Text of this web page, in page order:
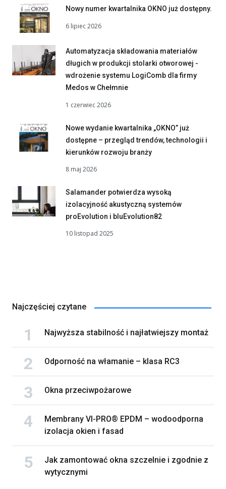
Nowy numer kwartalnika OKNO już dostępny.
6 lipiec 2026
Automatyzacja składowania materiałów
długich w produkcji stolarki otworowej -
wdrożenie systemu LogiComb dla firmy
Medos w Chełmnie
1 czerwiec 2026
Nowe wydanie kwartalnika „OKNO” już
dostępne – przegląd trendów, technologii i
kierunków rozwoju branży
8 maj 2026
Salamander potwierdza wysoką
izolacyjność akustyczną systemów
proEvolution i bluEvolution82
10 listopad 2025
Najczęściej czytane
Najwyższa stabilność i najłatwiejszy montaż
Odporność na włamanie – klasa RC3
Okna przeciwpożarowe
Membrany VI-PRO® EPDM – wodoodporna
izolacja okien i fasad
Jak zamontować okna szczelnie i zgodnie z
wytycznymi